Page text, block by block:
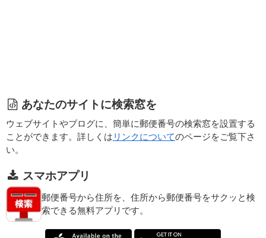
あなたのサイトに検索窓を
ウェブサイトやブログに、簡単に郵便番号の検索窓を設置する
ことができます。詳しくは リンクについてのページをご覧下さ
い。
スマホアプリ
郵便番号から住所を、住所から郵便番号をサクッと検
索できる無料アプリです。